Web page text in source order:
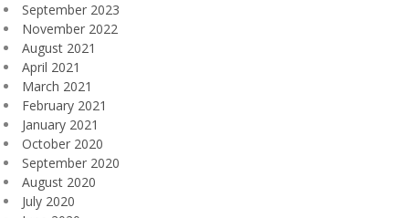
September 2023
November 2022
August 2021
April 2021
March 2021
February 2021
January 2021
October 2020
September 2020
August 2020
July 2020